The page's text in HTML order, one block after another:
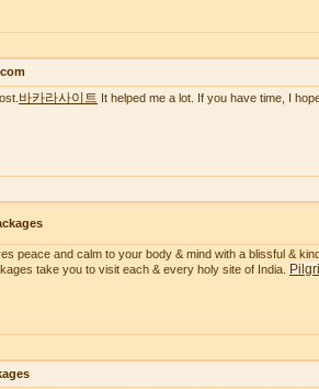
바카라사이트 It helped me a lot. If you have time, I
peace and calm to your body & mind with a blissful &
take you to visit each & every holy site of India.